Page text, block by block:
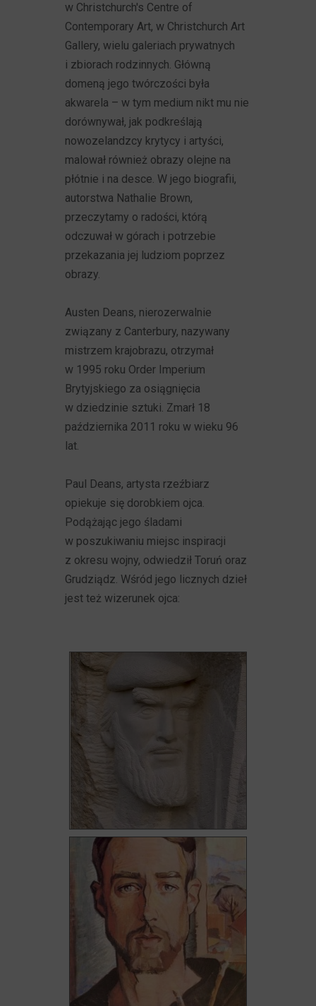
w Christchurch's Centre of
Contemporary Art, w Christchurch Art
Gallery, wielu galeriach prywatnych
i zbiorach rodzinnych. Główną
domeną jego twórczości była
akwarela – w tym medium nikt mu nie
dorównywał, jak podkreślają
nowozelandzcy krytycy i artyści,
malował również obrazy olejne na
płótnie i na desce. W jego biografii,
autorstwa Nathalie Brown,
przeczytamy o radości, którą
odczuwał w górach i potrzebie
przekazania jej ludziom poprzez
obrazy.
Austen Deans, nierozerwalnie
związany z Canterbury, nazywany
mistrzem krajobrazu, otrzymał
w 1995 roku Order Imperium
Brytyjskiego za osiągnięcia
w dziedzinie sztuki. Zmarł 18
października 2011 roku w wieku 96
lat.
Paul Deans, artysta rzeźbiarz
opiekuje się dorobkiem ojca.
Podążając jego śladami
w poszukiwaniu miejsc inspiracji
z okresu wojny, odwiedził Toruń oraz
Grudziądz. Wśród jego licznych dzieł
jest też wizerunek ojca: